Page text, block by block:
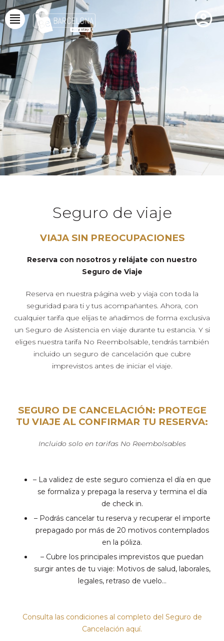
Seguro de viaje
VIAJA SIN PREOCUPACIONES
Reserva con nosotros y relájate con nuestro
Seguro de Viaje
Reserva en nuestra página web y viaja con toda la
seguridad para ti y tus acompañantes. Ahora, con
cualquier tarifa que elijas te añadimos de forma exclusiva
un Seguro de Asistencia en viaje durante tu estancia. Y si
eliges nuestra tarifa No Reembolsable, tendrás también
incluido un seguro de cancelación que cubre
imprevistos antes de iniciar el viaje.
SEGURO DE CANCELACIÓN: PROTEGE
TU VIAJE AL CONFIRMAR TU RESERVA:
Incluido solo en tarifas No Reembolsables
– La validez de este seguro comienza el día en que
se formaliza y prepaga la reserva y termina el día
de check in.
– Podrás cancelar tu reserva y recuperar el importe
prepagado por más de 20 motivos contemplados
en la póliza.
– Cubre los principales imprevistos que puedan
surgir antes de tu viaje: Motivos de salud, laborales,
legales, retraso de vuelo…
Consulta las condiciones al completo del Seguro de
Cancelación aquí.